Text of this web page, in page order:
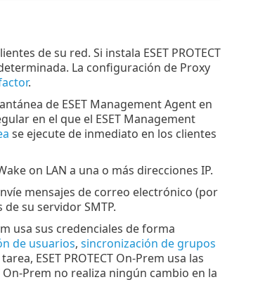
de su red. Si instala ESET PROTECT
La configuración de Proxy
.
de ESET Management Agent en
en el que el ESET Management
se ejecute de inmediato en los clientes
on LAN a una o más direcciones IP.
mensajes de correo electrónico (por
su servidor SMTP.
usa sus credenciales de forma
de usuarios, sincronización de grupos
ESET PROTECT On-Prem usa las
On-Prem no realiza ningún cambio en la